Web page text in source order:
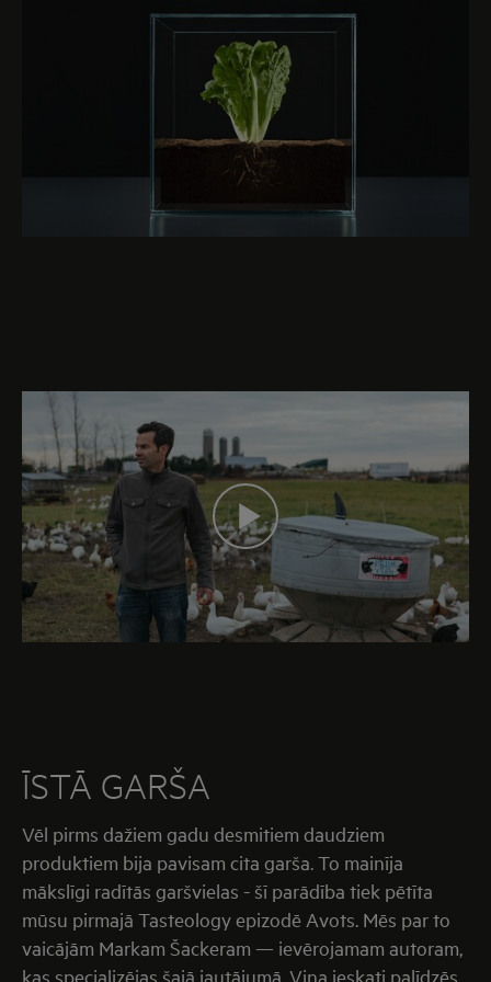
ĪSTĀ GARŠA
Vēl pirms dažiem gadu desmitiem daudziem
produktiem bija pavisam cita garša. To mainīja
mākslīgi radītās garšvielas - šī parādība tiek pētīta
mūsu pirmajā Tasteology epizodē Avots. Mēs par to
vaicājām Markam Šackeram — ievērojamam autoram,
kas specializējas šajā jautājumā. Viņa ieskati palīdzēs